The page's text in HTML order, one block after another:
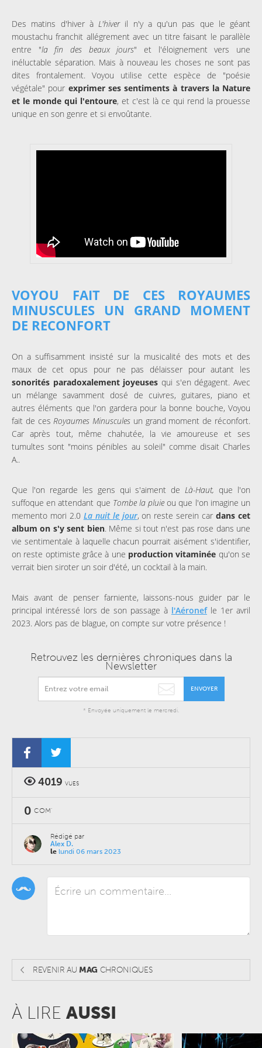
Des matins d'hiver à L'hiveril n'y a qu'un pas que le géant
moustachu franchit allégrement avec un titre faisant le parallèle
entre "la fin des beaux jours" et l'éloignement vers une
inéluctable séparation. Mais à nouveau les choses ne sont pas
dites frontalement. Voyou utilise cette espèce de "poésie
végétale" pour exprimer ses sentiments à travers la Nature
et le monde qui l'entoure, et c'est là ce qui rend la prouesse
unique en son genre et si envoûtante.
VOYOU FAIT DE CES ROYAUMES
MINUSCULES UN GRAND MOMENT
DE RECONFORT
On a suffisamment insisté sur la musicalité des mots et des
maux de cet opus pour ne pas délaisser pour autant les
sonorités paradoxalement joyeuses qui s'en dégagent. Avec
un mélange savamment dosé de cuivres, guitares, piano et
autres éléments que l'on gardera pour la bonne bouche, Voyou
fait de ces Royaumes Minuscules un grand moment de réconfort.
Car après tout, même chahutée, la vie amoureuse et ses
tumultes sont "moins pénibles au soleil" comme disait Charles
A..
Que l'on regarde les gens qui s'aiment de Là-Haut,que l'on
suffoque en attendant que Tombe la pluieou que l'on imagine un
memento mori 2.0 La nuit le jour, on reste serein car dans cet
album on s'y sent bien. Même si tout n'est pas rose dans une
vie sentimentale à laquelle chacun pourrait aisément s'identifier,
on reste optimiste grâce à une production vitaminée qu'on se
verrait bien siroter un soir d'été, un cocktail à la main.
Mais avant de penser farniente, laissons-nous guider par le
principal intéressé lors de son passage à l'Aéronefle 1er avril
2023. Alors pas de blague, on compte sur votre présence !
Retrouvez les dernières chroniques dans la
Newsletter
ENVOYER
* Envoyée uniquement le mercredi.
4019 VUES
0 COM'
Rédigé par
Alex D.
le lundi 06 mars 2023
REVENIR AU MAG CHRONIQUES
À LIRE AUSSI